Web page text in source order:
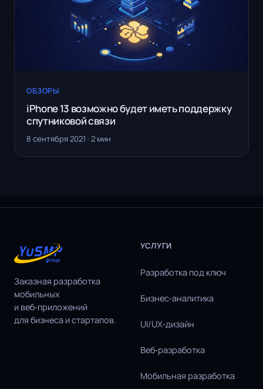
ОБЗОРЫ
iPhone 13 возможно будет иметь поддержку
спутниковой связи
8 сентября 2021 · 2 мин
Заказная разработка
мобильных
и веб‑приложений
для бизнеса и стартапов.
УСЛУГИ
Разработка под ключ
Бизнес‑аналитика
UI/UX‑дизайн
Веб‑разработка
Мобильная разработка